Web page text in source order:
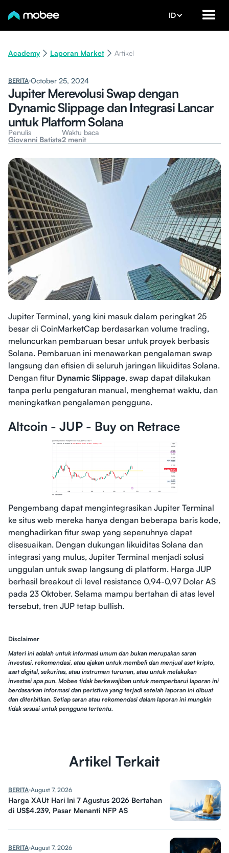
ID
Academy Laporan Market Artikel
BERITA October 25, 2024
Jupiter Merevolusi Swap dengan
Dynamic Slippage dan Integrasi Lancar
untuk Platform Solana
Penulis
Giovanni Batista
Waktu baca
2 menit
Jupiter Terminal, yang kini masuk dalam peringkat 25
besar di CoinMarketCap berdasarkan volume trading,
meluncurkan pembaruan besar untuk proyek berbasis
Solana. Pembaruan ini menawarkan pengalaman swap
langsung dan efisien di seluruh jaringan likuiditas Solana.
Dengan fitur Dynamic Slippage, swap dapat dilakukan
tanpa perlu pengaturan manual, menghemat waktu, dan
meningkatkan pengalaman pengguna.
Altcoin - JUP - Buy on Retrace
Pengembang dapat mengintegrasikan Jupiter Terminal
ke situs web mereka hanya dengan beberapa baris kode,
menghadirkan fitur swap yang sepenuhnya dapat
disesuaikan. Dengan dukungan likuiditas Solana dan
integrasi yang mulus, Jupiter Terminal menjadi solusi
unggulan untuk swap langsung di platform. Harga JUP
berhasil breakout di level resistance 0,94-0,97 Dolar AS
pada 23 Oktober. Selama mampu bertahan di atas level
tersebut, tren JUP tetap bullish.
Disclaimer
Materi ini adalah untuk informasi umum dan bukan merupakan saran
investasi, rekomendasi, atau ajakan untuk membeli dan menjual aset kripto,
aset digital, sekuritas, atau instrumen turunan, atau untuk melakukan
investasi apa pun. Mobee tidak berkewajiban untuk memperbarui laporan ini
berdasarkan informasi dan peristiwa yang terjadi setelah laporan ini dibuat
dan diterbitkan. Setiap saran atau rekomendasi dalam laporan ini mungkin
tidak sesuai untuk pengguna tertentu.
Artikel Terkait
BERITA August 7, 2026
Harga XAUt Hari Ini 7 Agustus 2026 Bertahan
di US$4.239, Pasar Menanti NFP AS
BERITA August 7, 2026